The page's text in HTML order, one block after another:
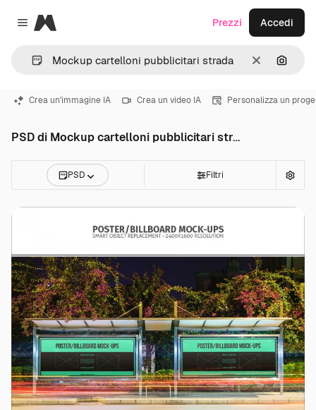
Close menu
Magnific
CancellaCerca
Prezzi Accedi
Crea un'immagine IA Crea un video IA Personalizza un
PSD di Mockup cartelloni pubblicitari strada
PSD Filtri